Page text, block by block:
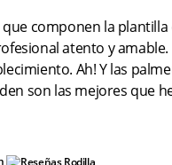
componen la plantilla
atento y
Ah! Y las
son las mejores que